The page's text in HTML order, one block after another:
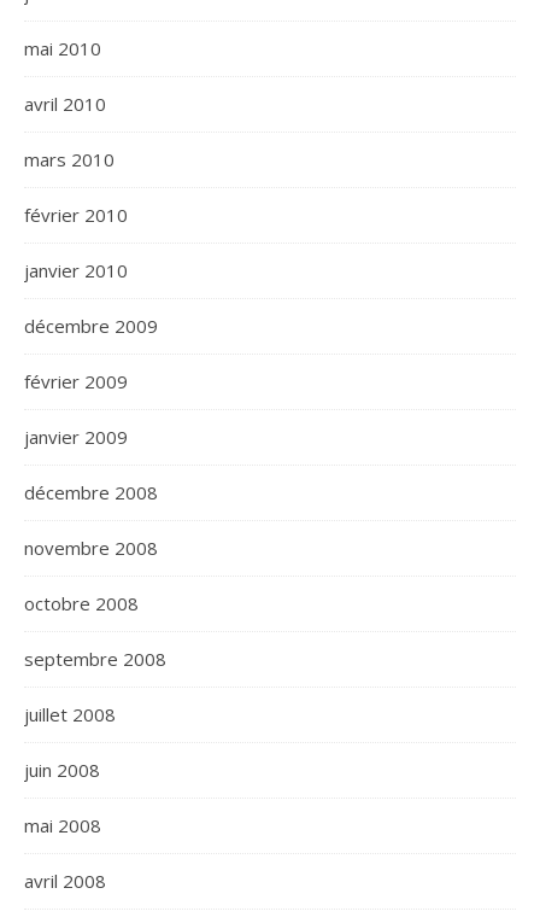
mai 2010
avril 2010
mars 2010
février 2010
janvier 2010
décembre 2009
février 2009
janvier 2009
décembre 2008
novembre 2008
octobre 2008
septembre 2008
juillet 2008
juin 2008
mai 2008
avril 2008